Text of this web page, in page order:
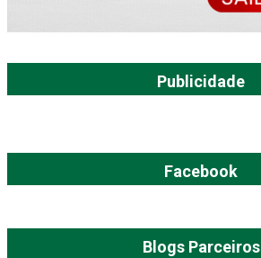
Publicidade
Facebook
Blogs Parceiros